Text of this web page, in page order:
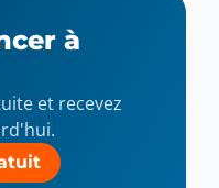
à
et recevez